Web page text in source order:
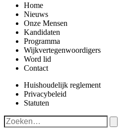
Home
Nieuws
Onze Mensen
Kandidaten
Programma
Wijkvertegenwoordigers
Word lid
Contact
Huishoudelijk reglement
Privacybeleid
Statuten